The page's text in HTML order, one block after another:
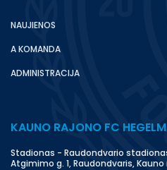
NAUJIENOS
A KOMANDA
ADMINISTRACIJA
KAUNO RAJONO FC
Stadionas - Raudondvario
Atgimimo g. 1, Raudondvaris, Kauno